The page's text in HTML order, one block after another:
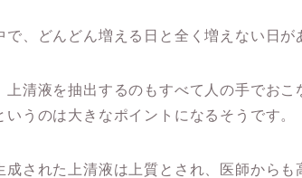
、どんどん増える日と全く増えない日が
清液を抽出するのもすべて人の手でおこ
うのは大きなポイントになるそうです。
された上清液は上質とされ、医師からも